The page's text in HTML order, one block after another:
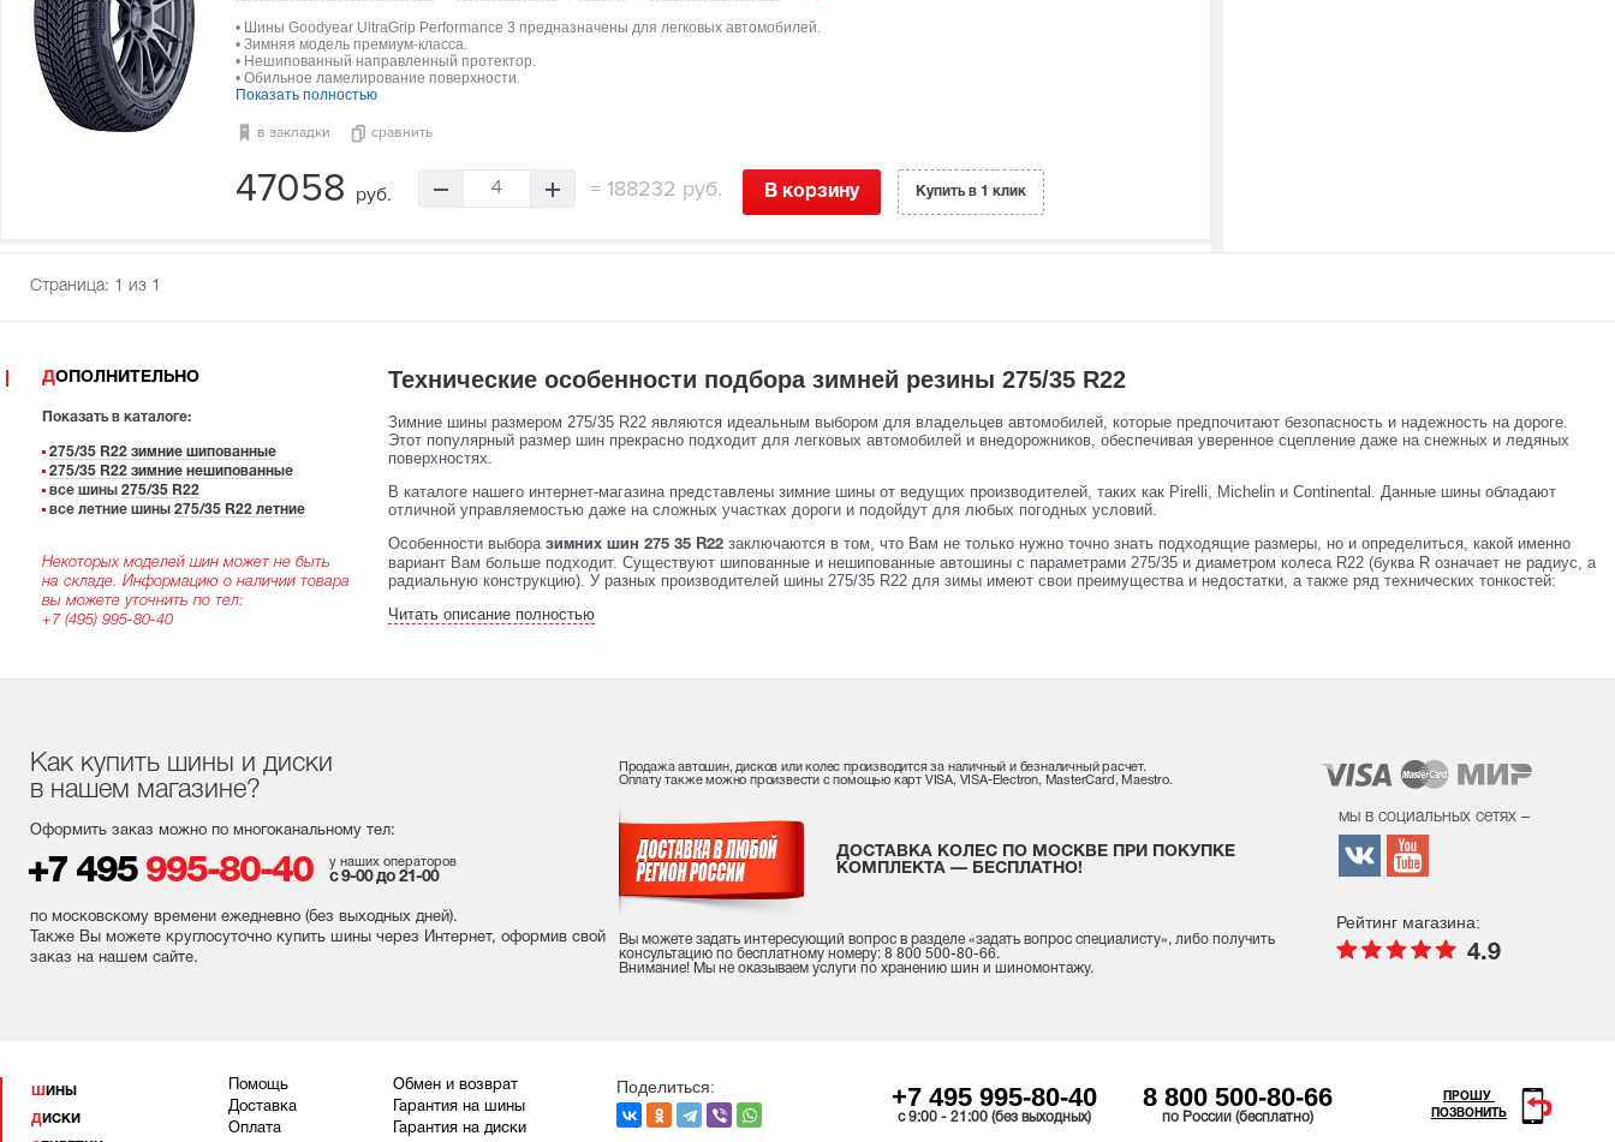
• Шины Goodyear UltraGrip Performance 3 предназначены для легковых автомобилей.
• Зимняя модель премиум-класса.
• Нешипованный направленный протектор.
• Обильное ламелирование поверхности.
Показать полностью
в закладки сравнить
47058 руб. 4 =188232 руб. В корзину Купить в 1 клик
Страница: 1 из 1
ДОПОЛНИТЕЛЬНО
Показать в каталоге:
275/35 R22 зимние шипованные
275/35 R22 зимние нешипованные
все шины 275/35 R22
все летние шины 275/35 R22 летние
Некоторых моделей шин может не быть
на складе. Информацию о наличии товара
вы можете уточнить по тел:
+7 (495) 995-80-40
Технические особенности подбора зимней резины 275/35 R22
Зимние шины размером 275/35 R22 являются идеальным выбором для владельцев автомобилей, которые предпочитают безопасность и надежность на дороге.
Этот популярный размер шин прекрасно подходит для легковых автомобилей и внедорожников, обеспечивая уверенное сцепление даже на снежных и ледяных
поверхностях.
В каталоге нашего интернет-магазина представлены зимние шины от ведущих производителей, таких как Pirelli, Michelin и Continental. Данные шины обладают
отличной управляемостью даже на сложных участках дороги и подойдут для любых погодных условий.
Особенности выбора зимних шин 275 35 R22заключаются в том, что Вам не только нужно точно знать подходящие размеры, но и определиться, какой именно
вариант Вам больше подходит. Существуют шипованные и нешипованные автошины с параметрами 275/35 и диаметром колеса R22 (буква R означает не радиус, а
радиальную конструкцию). У разных производителей шины 275/35 R22 для зимы имеют свои преимущества и недостатки, а также ряд технических тонкостей:
Читать описание полностью
Как купить шины и диски
в нашем магазине?
Оформить заказ можно по многоканальному тел:
+7 495 995-80-40 у наших операторов
с 9-00 до 21-00
по московскому времени ежедневно (без выходных дней).
Также Вы можете круглосуточно купить шины через Интернет, оформив свой
заказ на нашем сайте.
Продажа автошин, дисков или колес производится за наличный и безналичный расчет.
Оплату также можно произвести с помощью карт VISA, VISA-Electron, MasterCard, Maestro.
ДОСТАВКА КОЛЕС ПО МОСКВЕ ПРИ ПОКУПКЕ
КОМПЛЕКТА — БЕСПЛАТНО!
Вы можете задать интересующий вопрос в разделе «задать вопрос специалисту», либо получить
консультацию по бесплатному номеру: 8 800 500-80-66.
Внимание! Мы не оказываем услуги по хранению шин и шиномонтажу.
мы в социальных сетях –
Рейтинг магазина:
4.9
ШИНЫ
ДИСКИ
Помощь
Доставка
Оплата
Обмен и возврат
Гарантия на шины
Гарантия на диски
Поделиться: +7 495 995-80-40
c 9:00 - 21:00 (без выходных)
8 800 500-80-66
по России (бесплатно)
ПРОШУ
ПОЗВОНИТЬ